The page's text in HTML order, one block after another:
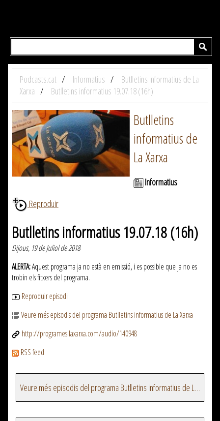
Podcasts.cat Informatius
Butlletins informatius de La
Xarxa
Butlletins informatius 19.07.18 (16h)
Butlletins
informatius de
La Xarxa
Informatius
Reproduir
Butlletins informatius 19.07.18 (16h)
Dijous, 19 de Juliol de 2018
ALERTA:Aquest programa ja no està en emissió, i es possible que ja no es
trobin els fitxers del programa.
Reproduir episodi
Veure més episodis del programa Butlletins informatius de La Xarxa
http://programes.laxarxa.com/audio/140948
RSS feed
Veure més episodis del programa Butlletins informatius de La Xarxa